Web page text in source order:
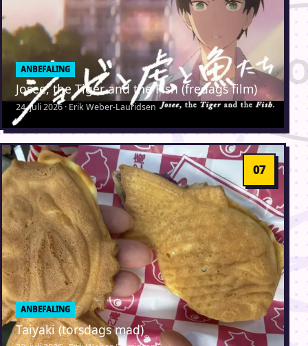
ANBEFALING
Josee, the Tiger and the Fish (fredags film)
24. juli 2026 · Erik Weber-Lauridsen
ANBEFALING
Taiyaki (torsdags mad)